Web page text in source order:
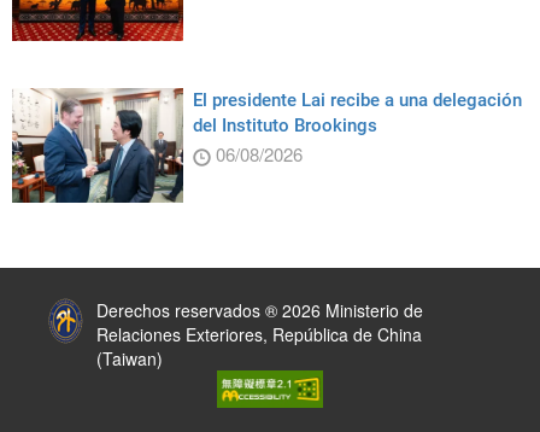
El presidente Lai recibe a una delegación
del Instituto Brookings
06/08/2026
Derechos reservados ® 2026 Ministerio de
Relaciones Exteriores, República de China
(Taiwan)